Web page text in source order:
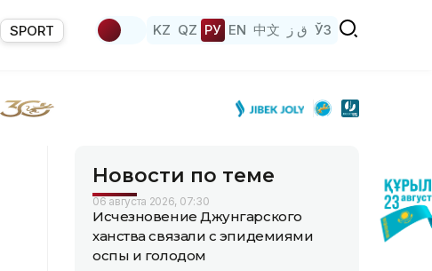
SPORT KZ QZ РУ EN 中文 ق ز ЎЗ
Новости по теме
06 августа 2026, 07:30
Исчезновение Джунгарского
ханства связали с эпидемиями
оспы и голодом